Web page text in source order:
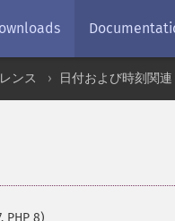
ンス 日付および時刻関連
PHP 8)